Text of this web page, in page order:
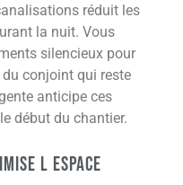
réduit les
la nuit. Vous
silencieux pour
conjoint qui reste
anticipe ces
début du chantier.
l espace